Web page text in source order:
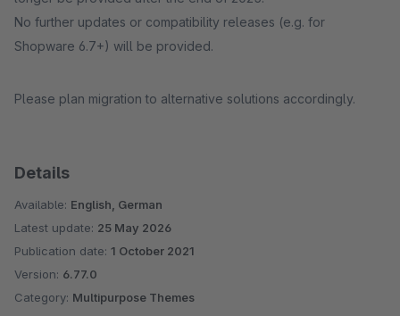
No further updates or compatibility releases (e.g. for
Shopware 6.7+) will be provided.
Please plan migration to alternative solutions accordingly.
Details
Available: English, German
Latest update: 25 May 2026
Publication date: 1 October 2021
Version: 6.77.0
Category: Multipurpose Themes